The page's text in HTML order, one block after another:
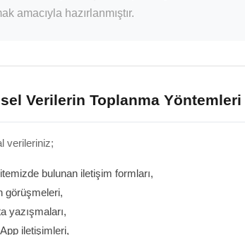
amacıyla hazırlanmıştır.
Verilerin Toplanma Yöntemleri
verileriniz;
bulunan iletişim formları,
görüşmeleri,
yazışmaları,
iletişimleri,